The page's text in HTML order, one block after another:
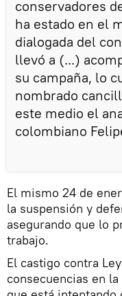
conservadores
ha estado en el
dialogada del
llevó a (...)
su campaña, lo
nombrado
este medio el
colombiano
El mismo 24 de
la suspensión y
asegurando que lo
trabajo.
El castigo contra
consecuencias en la